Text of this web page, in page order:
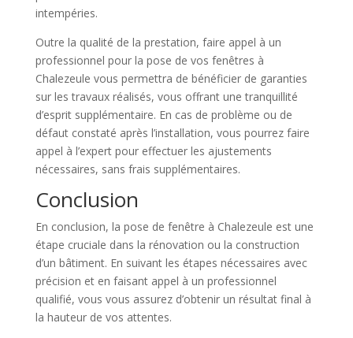
intempéries.
Outre la qualité de la prestation, faire appel à un
professionnel pour la pose de vos fenêtres à
Chalezeule vous permettra de bénéficier de garanties
sur les travaux réalisés, vous offrant une tranquillité
d’esprit supplémentaire. En cas de problème ou de
défaut constaté après l’installation, vous pourrez faire
appel à l’expert pour effectuer les ajustements
nécessaires, sans frais supplémentaires.
Conclusion
En conclusion, la pose de fenêtre à Chalezeule est une
étape cruciale dans la rénovation ou la construction
d’un bâtiment. En suivant les étapes nécessaires avec
précision et en faisant appel à un professionnel
qualifié, vous vous assurez d’obtenir un résultat final à
la hauteur de vos attentes.